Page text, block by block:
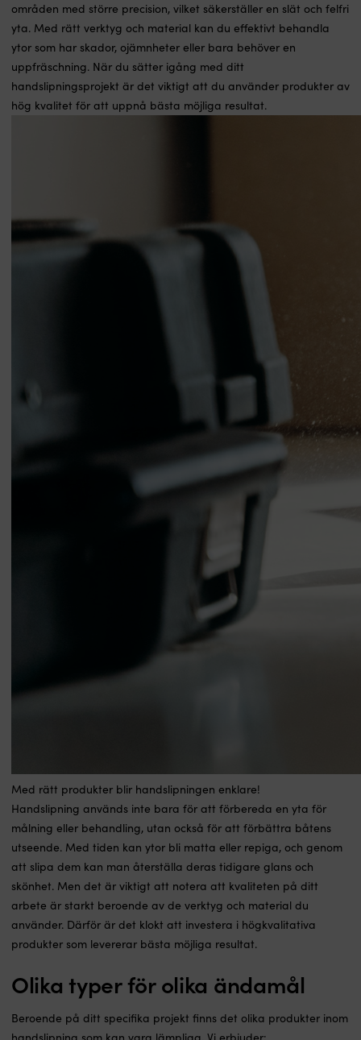
områden med större precision, vilket säkerställer en slät och felfri
yta. Med rätt verktyg och material kan du effektivt behandla
ytor som har skador, ojämnheter eller bara behöver en
uppfräschning. När du sätter igång med ditt
handslipningsprojekt är det viktigt att du använder produkter av
hög kvalitet för att uppnå bästa möjliga resultat.
Med rätt produkter blir handslipningen enklare!
Handslipning används inte bara för att förbereda en yta för
målning eller behandling, utan också för att förbättra båtens
utseende. Med tiden kan ytor bli matta eller repiga, och genom
att slipa dem kan man återställa deras tidigare glans och
skönhet. Men det är viktigt att notera att kvaliteten på ditt
arbete är starkt beroende av de verktyg och material du
använder. Därför är det klokt att investera i högkvalitativa
produkter som levererar bästa möjliga resultat.
Olika typer för olika ändamål
Beroende på ditt specifika projekt finns det olika produkter inom